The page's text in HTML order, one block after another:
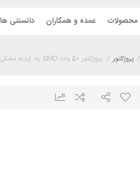
محصولات عمده و همکاران دانستنی ها
/ پروژکتور / پروژکتور 50 وات SMD پاد (بدنه مشکی)